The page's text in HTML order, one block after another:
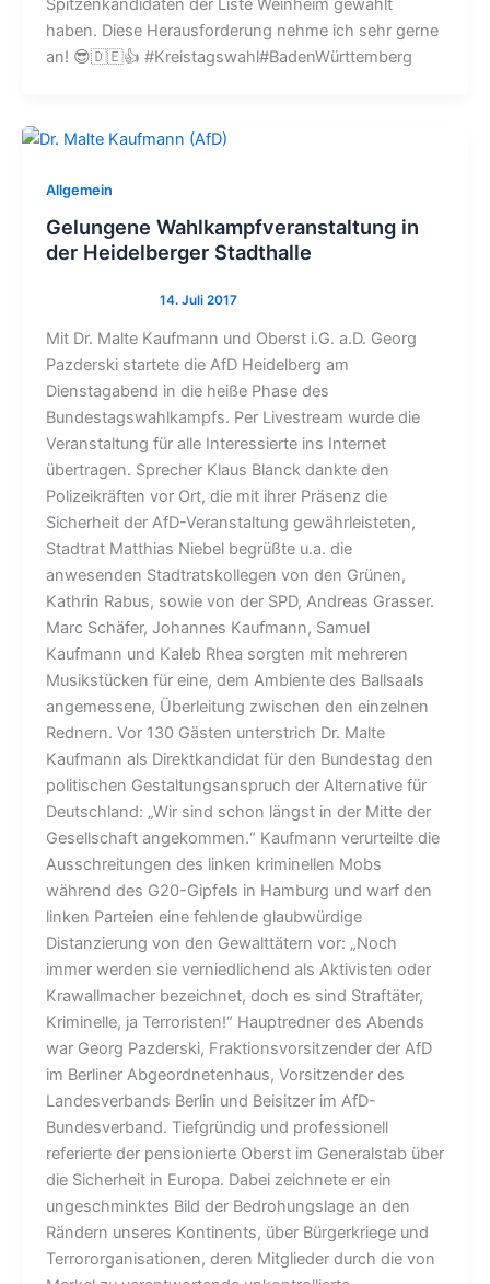
Spitzenkandidaten der Liste Weinheim gewählt
haben. Diese Herausforderung nehme ich sehr gerne
an! 😎🇩🇪👍 #Kreistagswahl#BadenWürttemberg
Allgemein
Gelungene Wahlkampfveranstaltung in
der Heidelberger Stadthalle
Mit Dr. Malte Kaufmann und Oberst i.G. a.D. Georg
Pazderski startete die AfD Heidelberg am
Dienstagabend in die heiße Phase des
Bundestagswahlkampfs. Per Livestream wurde die
Veranstaltung für alle Interessierte ins Internet
übertragen. Sprecher Klaus Blanck dankte den
Polizeikräften vor Ort, die mit ihrer Präsenz die
Sicherheit der AfD-Veranstaltung gewährleisteten,
Stadtrat Matthias Niebel begrüßte u.a. die
anwesenden Stadtratskollegen von den Grünen,
Kathrin Rabus, sowie von der SPD, Andreas Grasser.
Marc Schäfer, Johannes Kaufmann, Samuel
Kaufmann und Kaleb Rhea sorgten mit mehreren
Musikstücken für eine, dem Ambiente des Ballsaals
angemessene, Überleitung zwischen den einzelnen
Rednern. Vor 130 Gästen unterstrich Dr. Malte
Kaufmann als Direktkandidat für den Bundestag den
politischen Gestaltungsanspruch der Alternative für
Deutschland: „Wir sind schon längst in der Mitte der
Gesellschaft angekommen.“ Kaufmann verurteilte die
Ausschreitungen des linken kriminellen Mobs
während des G20-Gipfels in Hamburg und warf den
linken Parteien eine fehlende glaubwürdige
Distanzierung von den Gewalttätern vor: „Noch
immer werden sie verniedlichend als Aktivisten oder
Krawallmacher bezeichnet, doch es sind Straftäter,
Kriminelle, ja Terroristen!“ Hauptredner des Abends
war Georg Pazderski, Fraktionsvorsitzender der AfD
im Berliner Abgeordnetenhaus, Vorsitzender des
Landesverbands Berlin und Beisitzer im AfD-
Bundesverband. Tiefgründig und professionell
referierte der pensionierte Oberst im Generalstab über
die Sicherheit in Europa. Dabei zeichnete er ein
ungeschminktes Bild der Bedrohungslage an den
Rändern unseres Kontinents, über Bürgerkriege und
Terrororganisationen, deren Mitglieder durch die von